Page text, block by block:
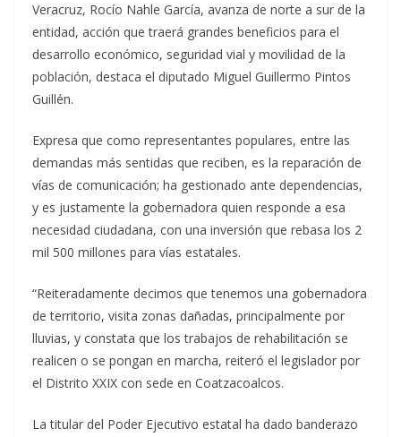
Veracruz, Rocío Nahle García, avanza de norte a sur de la
entidad, acción que traerá grandes beneficios para el
desarrollo económico, seguridad vial y movilidad de la
población, destaca el diputado Miguel Guillermo Pintos
Guillén.
Expresa que como representantes populares, entre las
demandas más sentidas que reciben, es la reparación de
vías de comunicación; ha gestionado ante dependencias,
y es justamente la gobernadora quien responde a esa
necesidad ciudadana, con una inversión que rebasa los 2
mil 500 millones para vías estatales.
“Reiteradamente decimos que tenemos una gobernadora
de territorio, visita zonas dañadas, principalmente por
lluvias, y constata que los trabajos de rehabilitación se
realicen o se pongan en marcha, reiteró el legislador por
el Distrito XXIX con sede en Coatzacoalcos.
La titular del Poder Ejecutivo estatal ha dado banderazo